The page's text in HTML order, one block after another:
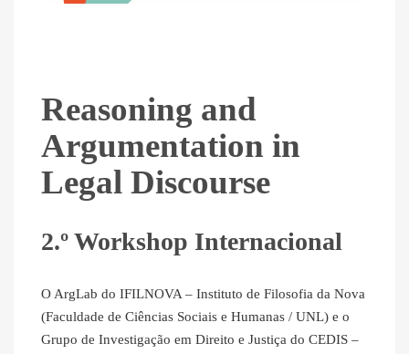
Reasoning and
Argumentation in
Legal Discourse
2.º Workshop Internacional
O ArgLab do IFILNOVA – Instituto de Filosofia da Nova
(Faculdade de Ciências Sociais e Humanas / UNL) e o
Grupo de Investigação em Direito e Justiça do CEDIS –